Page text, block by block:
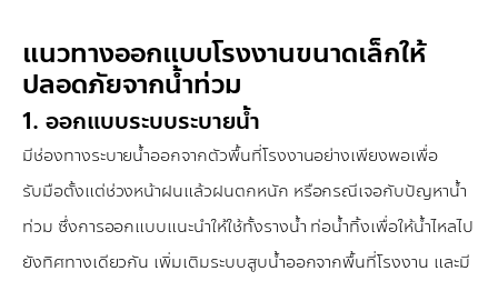
แนวทางออกแบบโรงงานขนาดเล็กให้
ปลอดภัยจากน้ำท่วม
1. ออกแบบระบบระบายน้ำ
มีช่องทางระบายน้ำออกจากตัวพื้นที่โรงงานอย่างเพียงพอเพื่อ
รับมือตั้งแต่ช่วงหน้าฝนแล้วฝนตกหนัก หรือกรณีเจอกับปัญหาน้ำ
ท่วม ซึ่งการออกแบบแนะนำให้ใช้ทั้งรางน้ำ ท่อน้ำทิ้งเพื่อให้น้ำไหลไป
ยังทิศทางเดียวกัน เพิ่มเติมระบบสูบน้ำออกจากพื้นที่โรงงาน และมี